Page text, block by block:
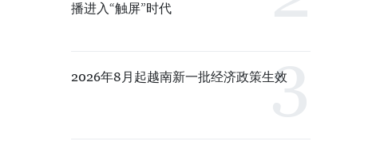
播进入“触屏”时代
2026年8月起越南新一批经济政策生效